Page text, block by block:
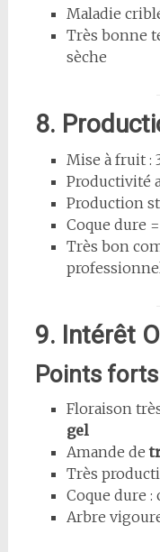
Maladie
Très bonne
sèche
8.
Mise à fruit :
Productivité
Production
Coque dure =
Très bon
9. Intérêt
Points
Floraison
gel
Amande de
Très
Coque dure
Arbre